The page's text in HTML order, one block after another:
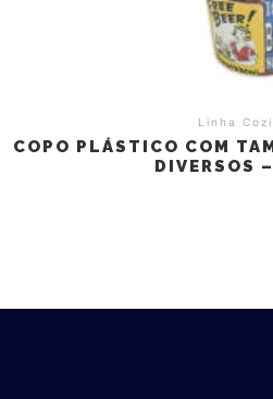
Linha
COPO PLÁSTICO COM
DIVERSOS